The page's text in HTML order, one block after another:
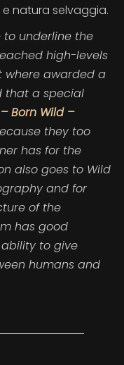
natura selvaggia.
to underline the
high-levels
where awarded a
that a special
Born Wild –
they too
has for the
also goes to Wild
and for
of the
has good
to give
humans and